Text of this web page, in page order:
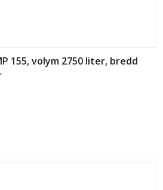
155, volym 2750 liter, bredd